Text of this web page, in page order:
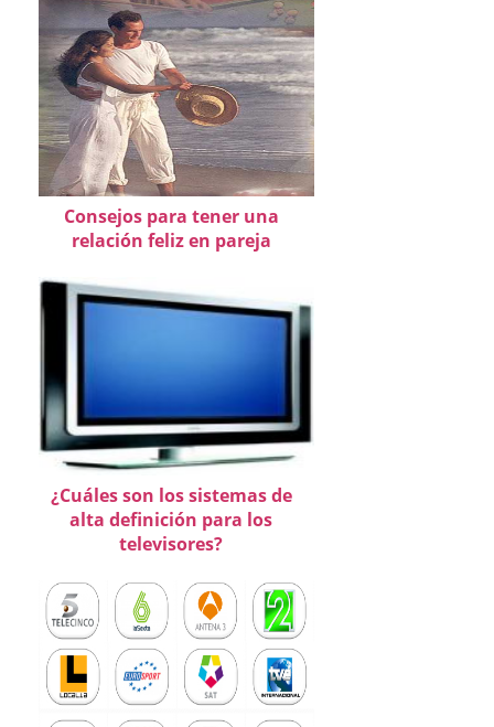
Consejos para tener una
relación feliz en pareja
¿Cuáles son los sistemas de
alta definición para los
televisores?